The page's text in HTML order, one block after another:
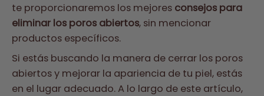
te proporcionaremos los mejores consejos para
eliminar los poros abiertos, sin mencionar
productos específicos.
Si estás buscando la manera de cerrar los poros
abiertos y mejorar la apariencia de tu piel, estás
en el lugar adecuado. A lo largo de este artículo,